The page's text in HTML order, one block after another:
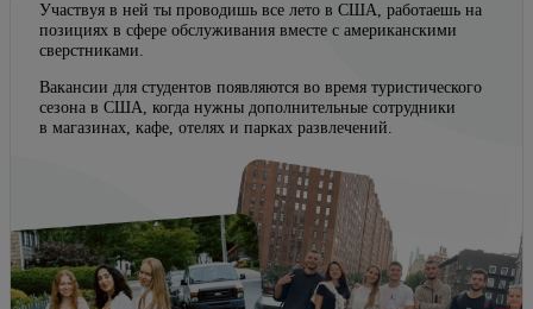
Участвуя в ней ты проводишь все лето в США, работаешь на
позициях в сфере обслуживания вместе с американскими
сверстниками.
Вакансии для студентов появляются во время туристического
сезона в США, когда нужны дополнительные сотрудники
в магазинах, кафе, отелях и парках развлечений.